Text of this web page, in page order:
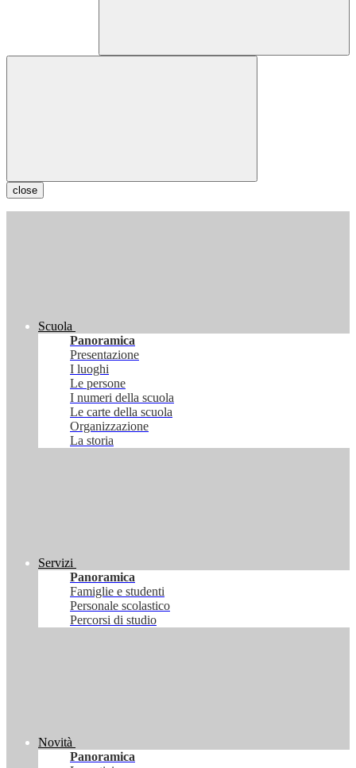
close
Scuola
Panoramica
Presentazione
I luoghi
Le persone
I numeri della scuola
Le carte della scuola
Organizzazione
La storia
Servizi
Panoramica
Famiglie e studenti
Personale scolastico
Percorsi di studio
Novità
Panoramica